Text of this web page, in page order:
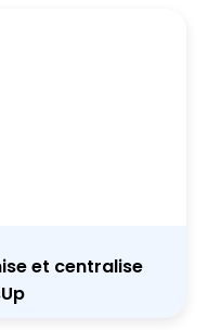
et centralise